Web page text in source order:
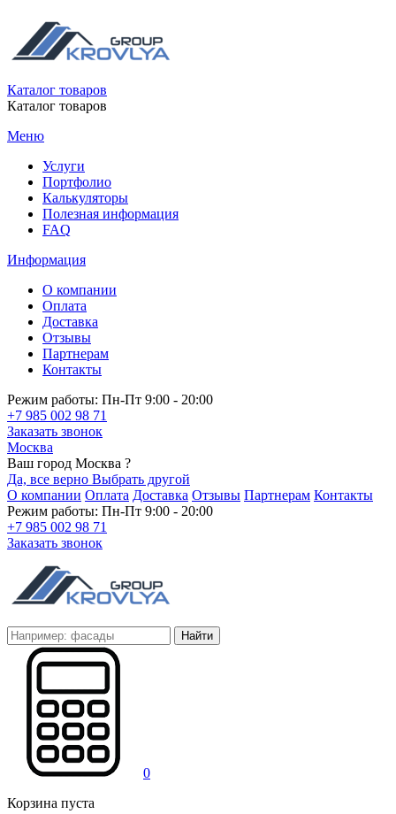
Каталог товаров
Каталог товаров
Меню
Услуги
Портфолио
Калькуляторы
Полезная информация
FAQ
Информация
О компании
Оплата
Доставка
Отзывы
Партнерам
Контакты
Режим работы: Пн-Пт 9:00 - 20:00
+7 985 002 98 71
Заказать звонок
Москва
Ваш город Москва ?
Да, все верно Выбрать другой
О компании Оплата Доставка Отзывы Партнерам Контакты
Режим работы: Пн-Пт 9:00 - 20:00
+7 985 002 98 71
Заказать звонок
Найти
0
Корзина пуста